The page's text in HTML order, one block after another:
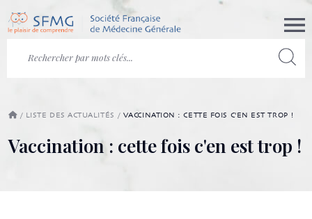
/ LISTE DES ACTUALITÉS / VACCINATION : CETTE FOIS C'EN EST TROP !
Vaccination : cette fois c'en est trop !